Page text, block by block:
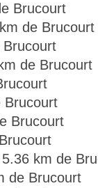
Brucourt
de Brucourt
de Brucourt
Brucourt
Brucourt
km de
de Brucourt